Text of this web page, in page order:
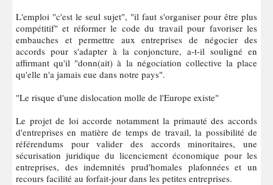
L'emploi "c'est le seul sujet", "il faut s'organiser pour être plus
compétitif" et réformer le code du travail pour favoriser les
embauches et permettre aux entreprises de négocier des
accords pour s'adapter à la conjoncture, a-t-il souligné en
affirmant qu'il "donn(ait) à la négociation collective la place
qu'elle n'a jamais eue dans notre pays".
"Le risque d'une dislocation molle de l'Europe existe"
Le projet de loi accorde notamment la primauté des accords
d'entreprises en matière de temps de travail, la possibilité de
référendums pour valider des accords minoritaires, une
sécurisation juridique du licenciement économique pour les
entreprises, des indemnités prud'homales plafonnées et un
recours facilité au forfait-jour dans les petites entreprises.